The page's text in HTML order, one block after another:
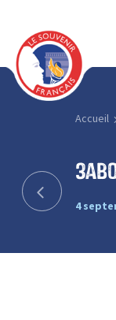
Accueil
4